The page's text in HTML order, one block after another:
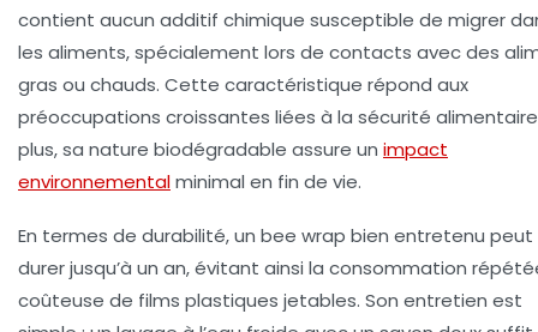
contient aucun additif chimique susceptible de migrer
les aliments, spécialement lors de contacts avec des
gras ou chauds. Cette caractéristique répond aux
préoccupations croissantes liées à la sécurité
plus, sa nature biodégradable assure un impact
environnementalminimal en fin de vie.
En termes de durabilité, un bee wrap bien entretenu peut
durer jusqu’à un an, évitant ainsi la consommation
coûteuse de films plastiques jetables. Son entretien est